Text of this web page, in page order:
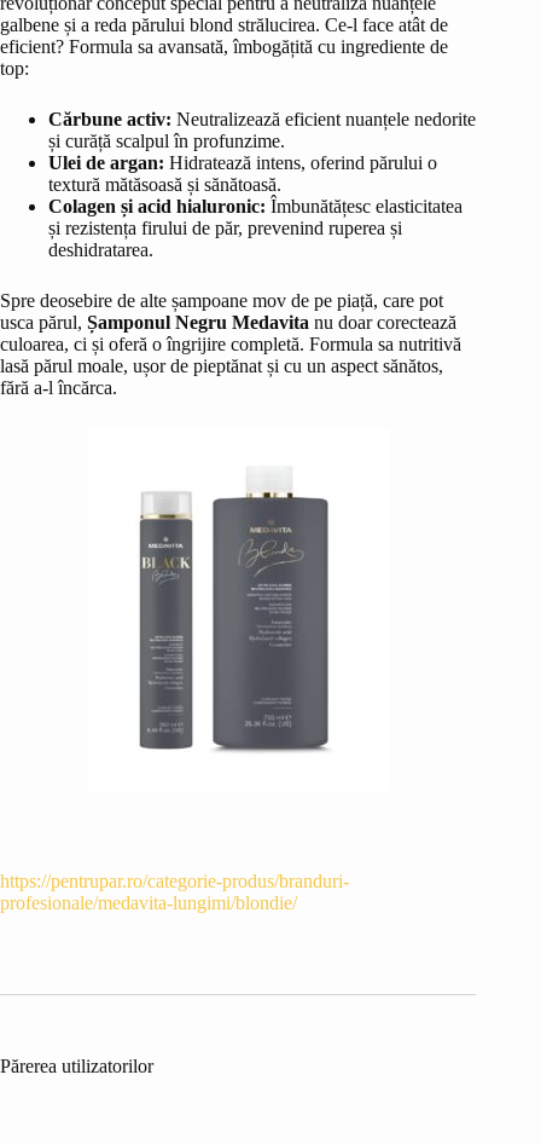
galbene și a reda părului blond strălucirea. Ce-l face atât de
eficient? Formula sa avansată, îmbogățită cu ingrediente de
top:
Cărbune activ: Neutralizează eficient nuanțele nedorite
și curăță scalpul în profunzime.
Ulei de argan: Hidratează intens, oferind părului o
textură mătăsoasă și sănătoasă.
Colagen și acid hialuronic: Îmbunătățesc elasticitatea
și rezistența firului de păr, prevenind ruperea și
deshidratarea.
Spre deosebire de alte șampoane mov de pe piață, care pot
usca părul, Șamponul Negru Medavita nu doar corectează
culoarea, ci și oferă o îngrijire completă. Formula sa nutritivă
lasă părul moale, ușor de pieptănat și cu un aspect sănătos,
fără a-l încărca.
https://pentrupar.ro/categorie-produs/branduri-
profesionale/medavita-lungimi/blondie/
Părerea utilizatorilor